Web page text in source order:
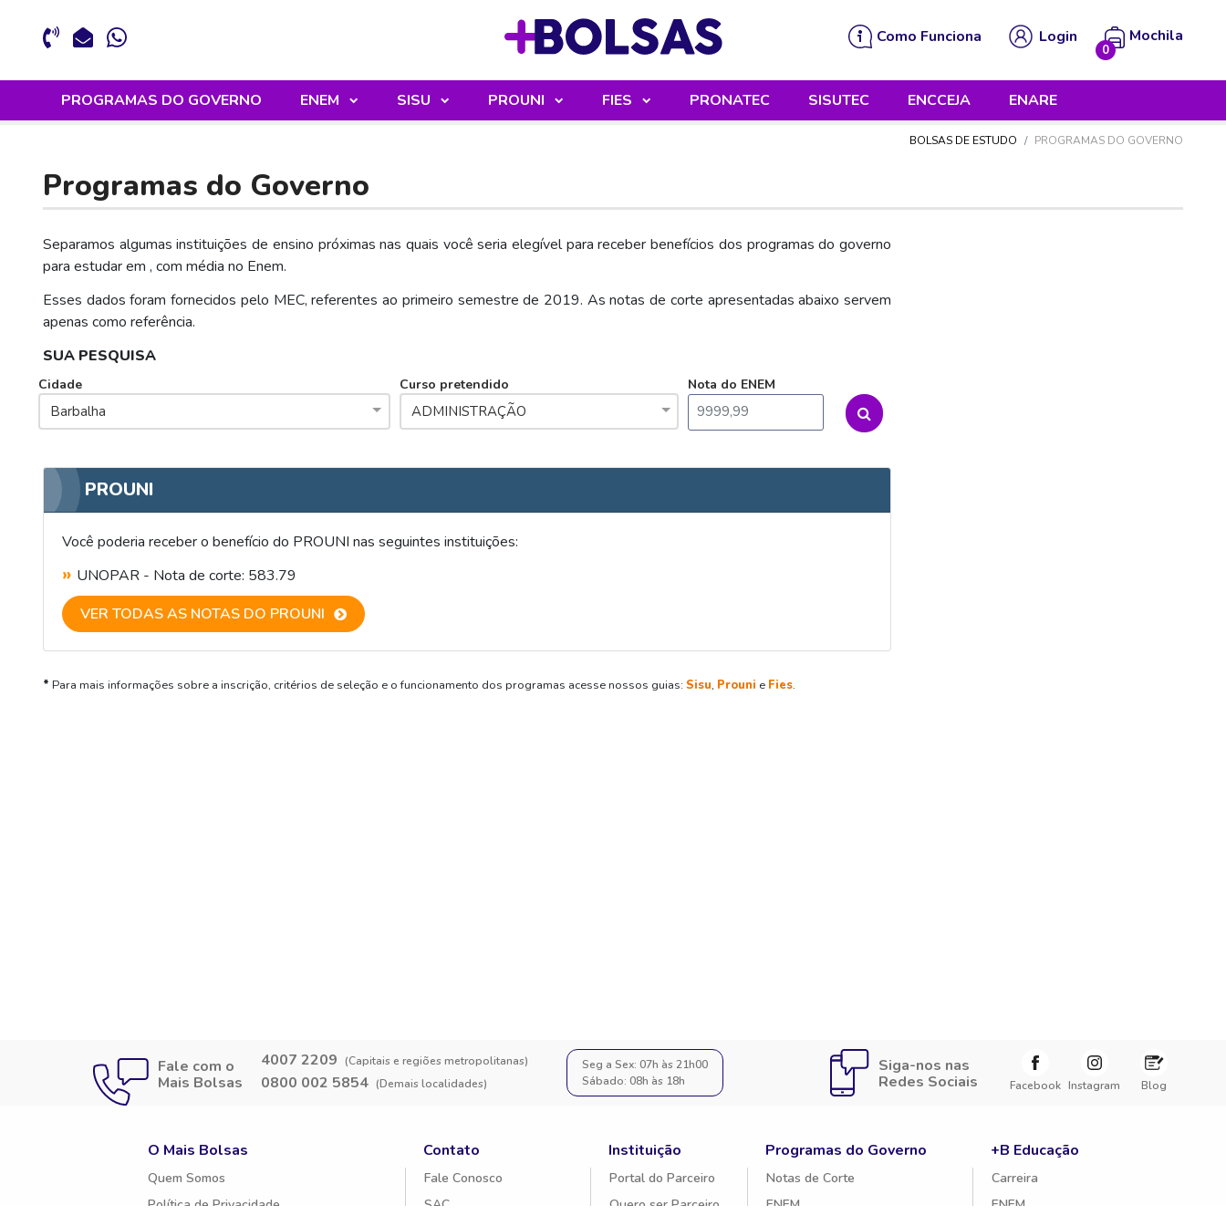
Como Funciona Login Mochila
0
PROGRAMAS DO GOVERNO ENEM SISU PROUNI FIES PRONATEC SISUTEC ENCCEJA ENARE
BOLSAS DE ESTUDO PROGRAMAS DO GOVERNO
Programas do Governo
Separamos algumas instituições de ensino próximas nas quais você seria elegível para receber benefícios dos programas do governo
para estudarem , com média no Enem.
Esses dados foram fornecidos pelo MEC, referentes ao primeiro semestre de 2019. As notas de corte apresentadas abaixo servem
apenas como referência.
SUA PESQUISA
Cidade
Barbalha
Curso pretendido
ADMINISTRAÇÃO
Nota do ENEM
PROUNI
Você poderia receber o benefício do PROUNI nas seguintes instituições:
UNOPAR - Nota de corte: 583.79
VER TODAS AS NOTAS DO PROUNI
* Para mais informações sobre a inscrição, critérios de seleção e o funcionamento dos programas acesse nossos guias: Sisu, Prouni e Fies.
Fale com o
Mais Bolsas
4007 2209 (Capitais e regiões metropolitanas)
0800 002 5854 (Demais localidades)
Seg a Sex: 07h às 21h00
Sábado: 08h às 18h
Siga-nos nas
Redes Sociais
Facebook Instagram Blog
O Mais Bolsas
Quem Somos
Política de Privacidade
Contato
Fale Conosco
SAC
Instituição
Portal do Parceiro
Quero ser Parceiro
Programas do Governo
Notas de Corte
ENEM
+B Educação
Carreira
ENEM